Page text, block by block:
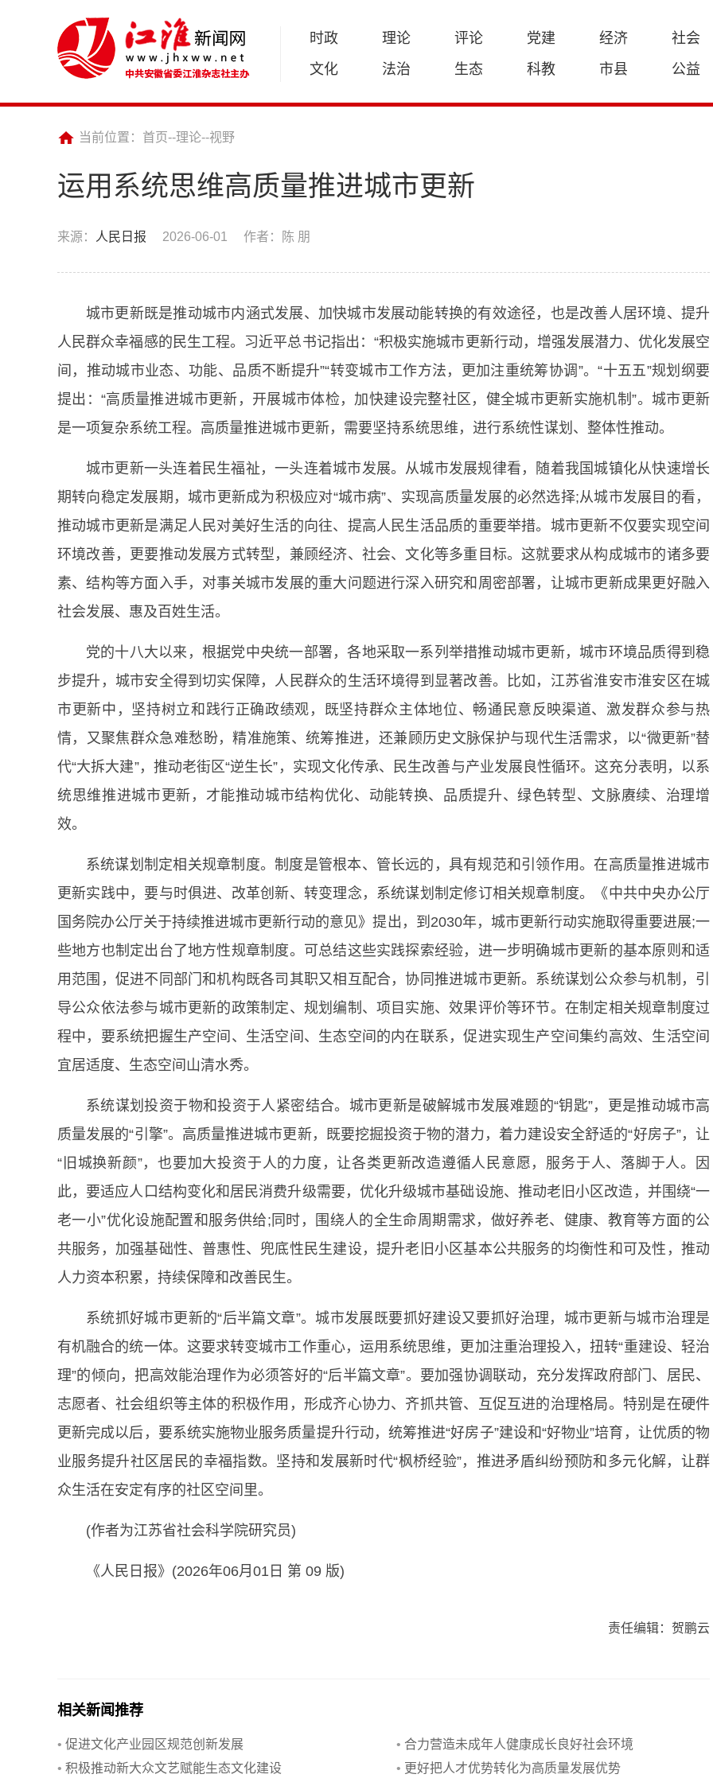
时政 理论 评论 党建 经济
社会
文化
法治 生态 科教 市县 公益
当前位置： 首页--理论--视野
运用系统思维高质量推进城市更新
来源： 人民日报 2026-06-01 作者：陈 朋
城市更新既是推动城市内涵式发展、加快城市发展动能转换的有效途径，也是改善人居环境、提升
人民群众幸福感的民生工程。习近平总书记指出：“积极实施城市更新行动，增强发展潜力、优化发展空
间，推动城市业态、功能、品质不断提升”“转变城市工作方法，更加注重统筹协调”。“十五五”规划纲要
提出：“高质量推进城市更新，开展城市体检，加快建设完整社区，健全城市更新实施机制”。城市更新
是一项复杂系统工程。高质量推进城市更新，需要坚持系统思维，进行系统性谋划、整体性推动。
城市更新一头连着民生福祉，一头连着城市发展。从城市发展规律看，随着我国城镇化从快速增长
期转向稳定发展期，城市更新成为积极应对“城市病”、实现高质量发展的必然选择;从城市发展目的看，
推动城市更新是满足人民对美好生活的向往、提高人民生活品质的重要举措。城市更新不仅要实现空间
环境改善，更要推动发展方式转型，兼顾经济、社会、文化等多重目标。这就要求从构成城市的诸多要
素、结构等方面入手，对事关城市发展的重大问题进行深入研究和周密部署，让城市更新成果更好融入
社会发展、惠及百姓生活。
党的十八大以来，根据党中央统一部署，各地采取一系列举措推动城市更新，城市环境品质得到稳
步提升，城市安全得到切实保障，人民群众的生活环境得到显著改善。比如，江苏省淮安市淮安区在城
市更新中，坚持树立和践行正确政绩观，既坚持群众主体地位、畅通民意反映渠道、激发群众参与热
情，又聚焦群众急难愁盼，精准施策、统筹推进，还兼顾历史文脉保护与现代生活需求，以“微更新”替
代“大拆大建”，推动老街区“逆生长”，实现文化传承、民生改善与产业发展良性循环。这充分表明，以系
统思维推进城市更新，才能推动城市结构优化、动能转换、品质提升、绿色转型、文脉赓续、治理增
效。
系统谋划制定相关规章制度。制度是管根本、管长远的，具有规范和引领作用。在高质量推进城市
更新实践中，要与时俱进、改革创新、转变理念，系统谋划制定修订相关规章制度。《中共中央办公厅
国务院办公厅关于持续推进城市更新行动的意见》提出，到2030年，城市更新行动实施取得重要进展;一
些地方也制定出台了地方性规章制度。可总结这些实践探索经验，进一步明确城市更新的基本原则和适
用范围，促进不同部门和机构既各司其职又相互配合，协同推进城市更新。系统谋划公众参与机制，引
导公众依法参与城市更新的政策制定、规划编制、项目实施、效果评价等环节。在制定相关规章制度过
程中，要系统把握生产空间、生活空间、生态空间的内在联系，促进实现生产空间集约高效、生活空间
宜居适度、生态空间山清水秀。
系统谋划投资于物和投资于人紧密结合。城市更新是破解城市发展难题的“钥匙”，更是推动城市高
质量发展的“引擎”。高质量推进城市更新，既要挖掘投资于物的潜力，着力建设安全舒适的“好房子”，让
“旧城换新颜”，也要加大投资于人的力度，让各类更新改造遵循人民意愿，服务于人、落脚于人。因
此，要适应人口结构变化和居民消费升级需要，优化升级城市基础设施、推动老旧小区改造，并围绕“一
老一小”优化设施配置和服务供给;同时，围绕人的全生命周期需求，做好养老、健康、教育等方面的公
共服务，加强基础性、普惠性、兜底性民生建设，提升老旧小区基本公共服务的均衡性和可及性，推动
人力资本积累，持续保障和改善民生。
系统抓好城市更新的“后半篇文章”。城市发展既要抓好建设又要抓好治理，城市更新与城市治理是
有机融合的统一体。这要求转变城市工作重心，运用系统思维，更加注重治理投入，扭转“重建设、轻治
理”的倾向，把高效能治理作为必须答好的“后半篇文章”。要加强协调联动，充分发挥政府部门、居民、
志愿者、社会组织等主体的积极作用，形成齐心协力、齐抓共管、互促互进的治理格局。特别是在硬件
更新完成以后，要系统实施物业服务质量提升行动，统筹推进“好房子”建设和“好物业”培育，让优质的物
业服务提升社区居民的幸福指数。坚持和发展新时代“枫桥经验”，推进矛盾纠纷预防和多元化解，让群
众生活在安定有序的社区空间里。
(作者为江苏省社会科学院研究员)
《人民日报》(2026年06月01日 第 09 版)
责任编辑：贺鹏云
相关新闻推荐
• 促进文化产业园区规范创新发展 • 合力营造未成年人健康成长良好社会环境
• 积极推动新大众文艺赋能生态文化建设 • 更好把人才优势转化为高质量发展优势